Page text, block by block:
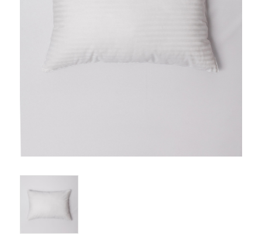
Текстиль для ванной
Скатерти
Полотенца
Комплекты постельного белья
Наматрацники